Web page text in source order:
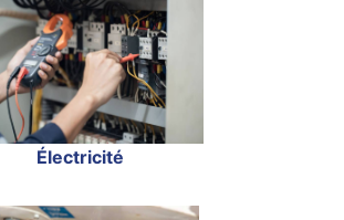
Électricité